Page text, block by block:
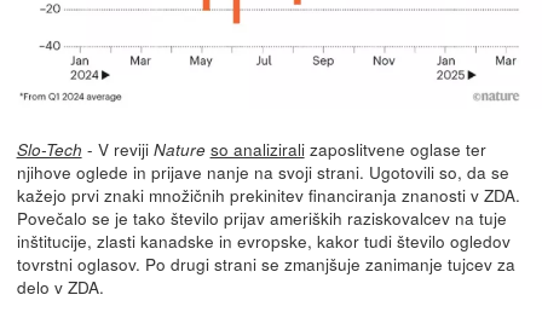
Slo-Tech - V reviji Nature so analiziralizaposlitvene oglase ter
njihove oglede in prijave nanje na svoji strani. Ugotovili so, da se
kažejo prvi znaki množičnih prekinitev financiranja znanosti v ZDA.
Povečalo se je tako število prijav ameriških raziskovalcev na tuje
inštitucije, zlasti kanadske in evropske, kakor tudi število ogledov
tovrstni oglasov. Po drugi strani se zmanjšuje zanimanje tujcev za
delo v ZDA.